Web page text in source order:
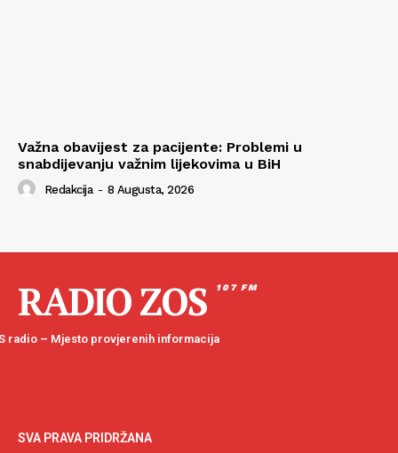
Važna obavijest za pacijente: Problemi u
snabdijevanju važnim lijekovima u BiH
Redakcija - 8 Augusta, 2026
RADIO ZOS 107 FM
radio – Mjesto provjerenih informacija
SVA PRAVA PRIDRŽANA